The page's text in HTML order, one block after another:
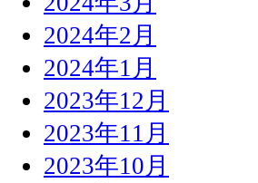
2024年2月
2024年1月
2023年12月
2023年11月
2023年10月